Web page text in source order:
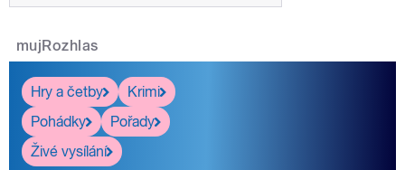
mujRozhlas
Hry a četby
Krimi
Pohádky
Pořady
Živé vysílání